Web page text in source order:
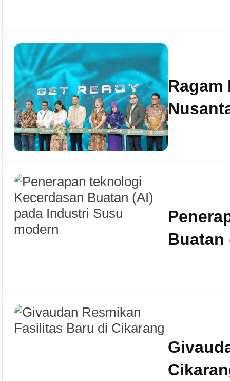
Ragam
Buatan